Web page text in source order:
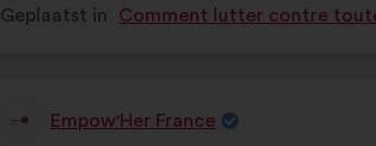
Geplaatst in Comment lutter contre
Voorstel
Empow'Her France